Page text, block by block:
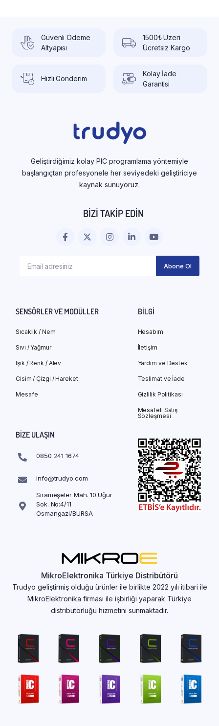
Güvenli Ödeme
Altyapısı
1500₺ Üzeri
Ücretsiz Kargo
Hızlı Gönderim
Kolay İade
Garantisi
Geliştirdiğimiz kolay PIC programlama yöntemiyle
başlangıçtan profesyonele her seviyedeki geliştiriciye
kaynak sunuyoruz.
BIZI TAKIP EDIN
SENSÖRLER VE MODÜLLER
Sıcaklık / Nem
Sıvı / Yağmur
Işık / Renk / Alev
Cisim / Çizgi / Hareket
Mesafe
BILGI
Hesabım
İletişim
Yardım ve Destek
Teslimat ve İade
Gizlilik Politikası
Mesafeli Satış
Sözleşmesi
BIZE ULAŞIN
0850 241 1674
info@trudyo.com
Sırameşeler Mah. 10.Uğur
Sok. No:4/11
Osmangazi/BURSA
MikroElektronika Türkiye Distribütörü
Trudyo geliştirmiş olduğu ürünler ile birlikte 2022 yılı itibari ile
MikroElektronika firması ile işbirliği yaparak Türkiye
distribütörlüğü hizmetini sunmaktadır.